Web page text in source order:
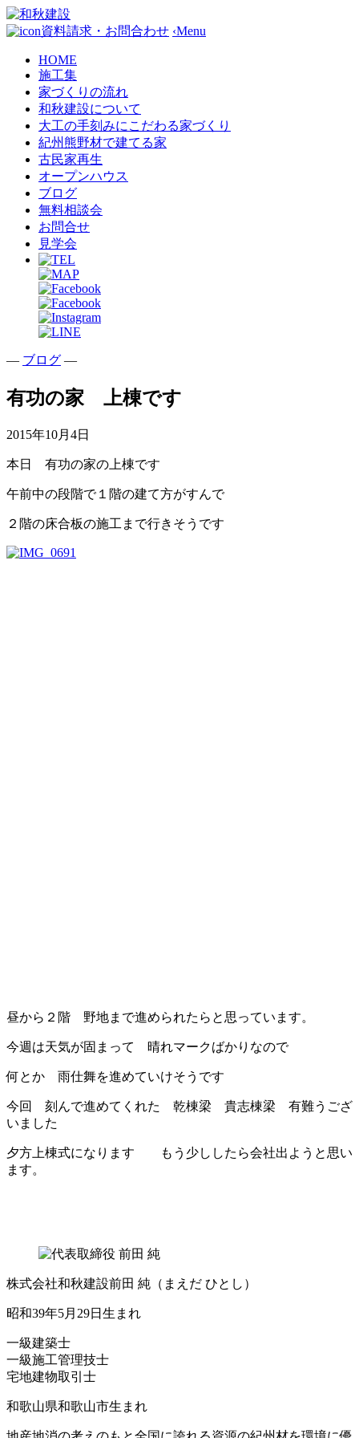
資料請求・お問合わせ ‹Menu
HOME
施工集
家づくりの流れ
和秋建設について
大工の手刻みにこだわる家づくり
紀州熊野材で建てる家
古民家再生
オープンハウス
ブログ
無料相談会
お問合せ
見学会
— ブログ —
有功の家 上棟です
2015年10月4日
本日 有功の家の上棟です
午前中の段階で１階の建て方がすんで
２階の床合板の施工まで行きそうです
昼から２階 野地まで進められたらと思っています。
今週は天気が固まって 晴れマークばかりなので
何とか 雨仕舞を進めていけそうです
今回 刻んで進めてくれた 乾棟梁 貴志棟梁 有難うござ
いました
夕方上棟式になります もう少ししたら会社出ようと思い
ます。
株式会社和秋建設前田 純 （まえだ ひとし）
昭和39年5月29日生まれ
一級建築士
一級施工管理技士
宅地建物取引士
和歌山県和歌山市生まれ